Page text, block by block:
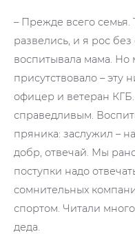
– Прежде всего семья.
развелись, и я рос
воспитывала мама. Но
присутствовало – эту
офицер и ветеран
справедливым.
пряника: заслужил –
добр, отвечай. Мы
поступки надо
сомнительных
спортом. Читали
деда.